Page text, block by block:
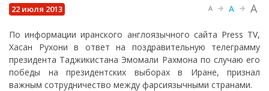
22 июля 2013 A A A
По информации иранского англоязычного сайта Press TV,
Хасан Рухони в ответ на поздравительную телеграмму
президента Таджикистана Эмомали Рахмона по случаю его
победы на президентских выборах в Иране, признал
важным сотрудничество между фарсиязычными странами.